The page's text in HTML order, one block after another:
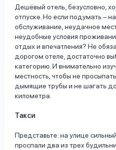
Дешёвый отель, безусловно,
отпуске. Но если подумать –
обслуживание, неудачное
неудобные условия
отдых и впечатления? Не
дорогом отеле, достаточно
категорию. И внимательно
местность, чтобы не
дымящие трубы и не шагать
километра.
Такси
Представьте: на улице
проспали два из трех